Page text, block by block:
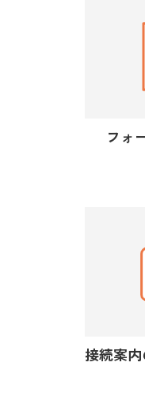
フォ
接続案